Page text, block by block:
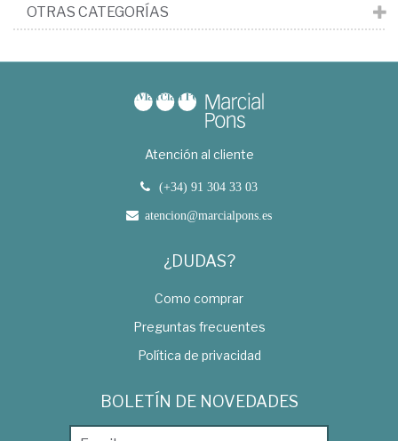
OTRAS CATEGORÍAS
Atención al cliente
(+34) 91 304 33 03
atencion@marcialpons.es
¿DUDAS?
Como comprar
Preguntas frecuentes
Política de privacidad
BOLETÍN DE NOVEDADES